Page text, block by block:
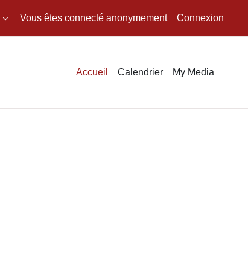
Vous êtes connecté anonymement Connexion
Accueil Calendrier My Media